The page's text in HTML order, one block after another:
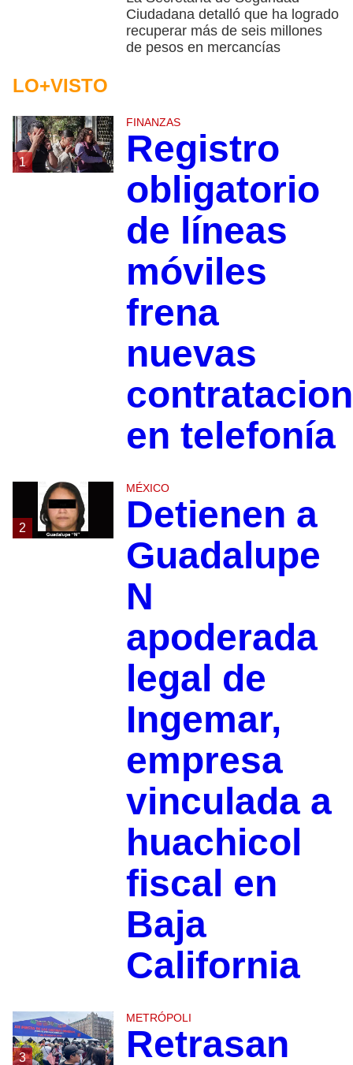
Ciudadana detalló que ha logrado
recuperar más de seis millones
de pesos en mercancías
LO+VISTO
1
FINANZAS
Registro
obligatorio
de líneas
móviles
frena
nuevas
en telefonía
2
MÉXICO
Detienen a
Guadalupe
N
apoderada
legal de
Ingemar,
empresa
vinculada a
huachicol
fiscal en
Baja
California
3
METRÓPOLI
Retrasan